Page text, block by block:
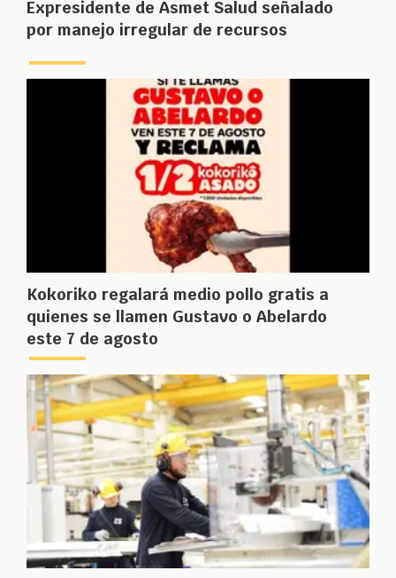
Expresidente de Asmet Salud señalado
por manejo irregular de recursos
Kokoriko regalará medio pollo gratis a
quienes se llamen Gustavo o Abelardo
este 7 de agosto